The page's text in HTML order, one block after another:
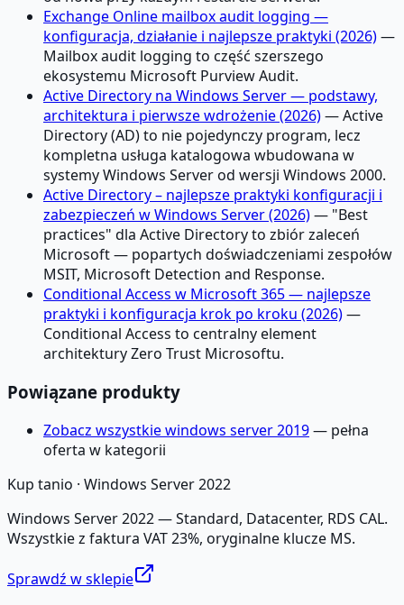
Exchange Online mailbox audit logging —
konfiguracja, działanie i najlepsze praktyki (2026)—
Mailbox audit logging to część szerszego
ekosystemu Microsoft Purview Audit.
Active Directory na Windows Server — podstawy,
architektura i pierwsze wdrożenie (2026)— Active
Directory (AD) to nie pojedynczy program, lecz
kompletna usługa katalogowa wbudowana w
systemy Windows Server od wersji Windows 2000.
Active Directory – najlepsze praktyki konfiguracji i
zabezpieczeń w Windows Server (2026)— "Best
practices" dla Active Directory to zbiór zaleceń
Microsoft — popartych doświadczeniami zespołów
MSIT, Microsoft Detection and Response.
Conditional Access w Microsoft 365 — najlepsze
praktyki i konfiguracja krok po kroku (2026)—
Conditional Access to centralny element
architektury Zero Trust Microsoftu.
Powiązane produkty
Zobacz wszystkie windows server 2019— pełna
oferta w kategorii
Kup tanio · Windows Server 2022
Windows Server 2022 — Standard, Datacenter, RDS CAL.
Wszystkie z faktura VAT 23%, oryginalne klucze MS.
Sprawdź w sklepie